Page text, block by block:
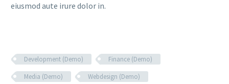
eiusmod aute irure dolor in.
Development (Demo)
Finance (Demo)
Media (Demo)
Webdesign (Demo)